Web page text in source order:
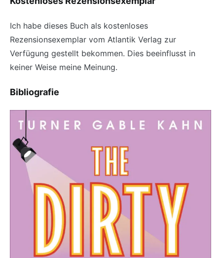
Ich habe dieses Buch als kostenloses
Rezensionsexemplar vom Atlantik Verlag zur
Verfügung gestellt bekommen. Dies beeinflusst in
keiner Weise meine Meinung.
Bibliografie